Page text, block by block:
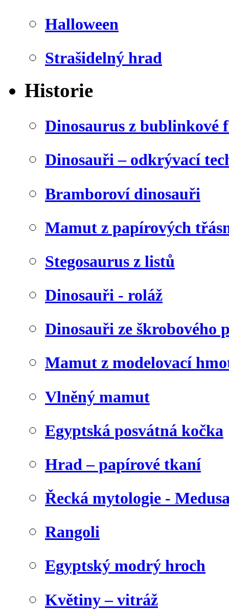
Halloween
Strašidelný hrad
Historie
Dinosaurus z bublinkové
Dinosauři – odkrývací
Bramboroví dinosauři
Mamut z papírových
Stegosaurus z listů
Dinosauři - roláž
Dinosauři ze škrobového
Mamut z modelovací
Vlněný mamut
Egyptská posvátná kočka
Hrad – papírové tkaní
Řecká mytologie -
Rangoli
Egyptský modrý hroch
Květiny – vitráž